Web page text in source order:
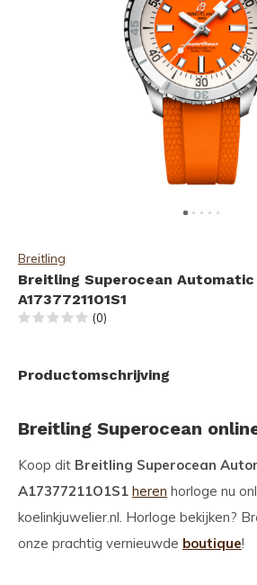
Breitling
Breitling Superocean Automatic
A17377211O1S1
(0)
Productomschrijving
Breitling Superocean
Koop dit Breitling Superocean
A17377211O1S1 heren horloge nu
koelinkjuwelier.nl. Horloge bekijken?
onze prachtig vernieuwde boutique!